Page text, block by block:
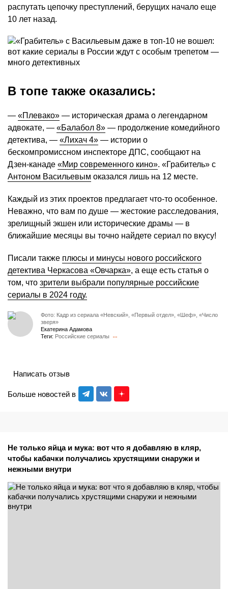
распутать цепочку преступлений, берущих начало еще
10 лет назад.
В топе также оказались:
— «Плевако» — историческая драма о легендарном
адвокате, — «Балабол 8» — продолжение комедийного
детектива, — «Лихач 4» — истории о
бескомпромиссном инспекторе ДПС, сообщают на
Дзен-канаде «Мир современного кино». «Грабитель» с
Антоном Васильевым оказался лишь на 12 месте.
Каждый из этих проектов предлагает что-то особенное.
Неважно, что вам по душе — жестокие расследования,
зрелищный экшен или исторические драмы — в
ближайшие месяцы вы точно найдете сериал по вкусу!
Писали также плюсы и минусы нового российского
детектива Черкасова «Овчарка», а еще есть статья о
том, что зрители выбрали популярные российские
сериалы в 2024 году.
Фото: Кадр из сериала «Невский», «Первый отдел», «Шеф», «Число
зверя»
Екатерина Адамова
Теги: Российские сериалы
Больше новостей в
Написать отзыв
Не только яйца и мука: вот что я добавляю в кляр,
чтобы кабачки получались хрустящими снаружи и
нежными внутри